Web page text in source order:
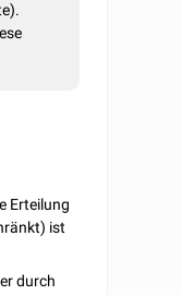
Erteilung
ist
durch